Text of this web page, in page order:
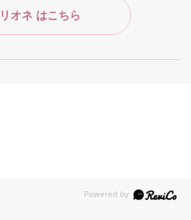
オネ はこちら